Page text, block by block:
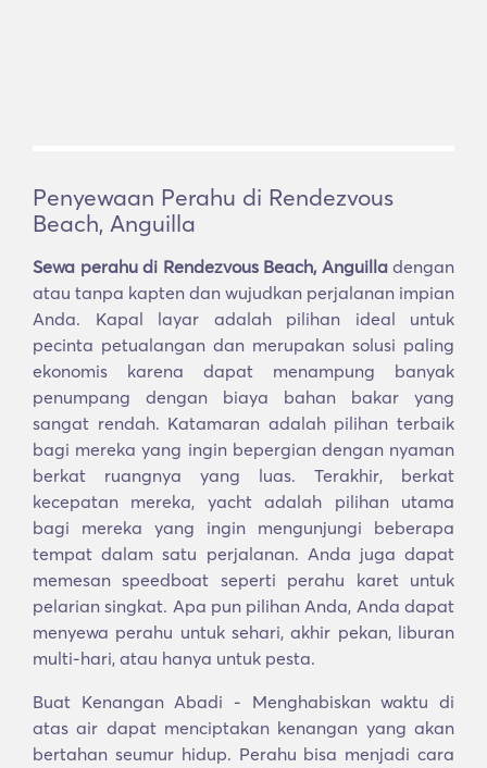
Penyewaan Perahu di Rendezvous
Beach, Anguilla
Sewa perahu di Rendezvous Beach, Anguilladengan
atau tanpa kapten dan wujudkan perjalanan impian
Anda. Kapal layar adalah pilihan ideal untuk
pecinta petualangan dan merupakan solusi paling
ekonomis karena dapat menampung banyak
penumpang dengan biaya bahan bakar yang
sangat rendah. Katamaran adalah pilihan terbaik
bagi mereka yang ingin bepergian dengan nyaman
berkat ruangnya yang luas. Terakhir, berkat
kecepatan mereka, yacht adalah pilihan utama
bagi mereka yang ingin mengunjungi beberapa
tempat dalam satu perjalanan. Anda juga dapat
memesan speedboat seperti perahu karet untuk
pelarian singkat. Apa pun pilihan Anda, Anda dapat
menyewa perahu untuk sehari, akhir pekan, liburan
multi-hari, atau hanya untuk pesta.
Buat Kenangan Abadi - Menghabiskan waktu di
atas air dapat menciptakan kenangan yang akan
bertahan seumur hidup. Perahu bisa menjadi cara